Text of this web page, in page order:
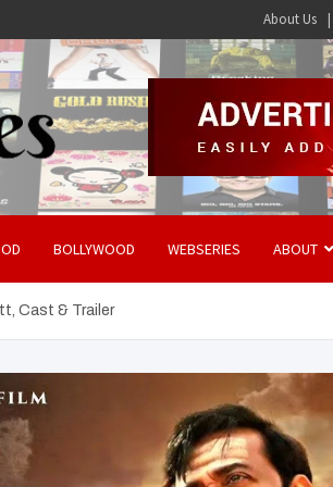
About Us
BOLLYWOOD WEBSERIES ABOUT
Cast & Trailer